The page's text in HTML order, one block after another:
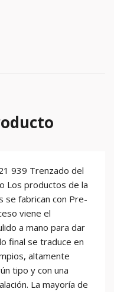
939 Trenzado del
Los productos de la
fabrican con Pre-
viene el
a mano para dar
final se traduce en
altamente
tipo y con una
La mayoría de